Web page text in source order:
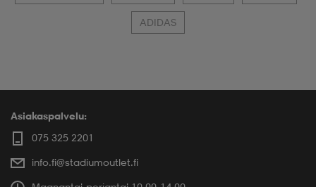
ADIDAS
Asiakaspalvelu:
075 325 2201
info.fi@stadiumoutlet.fi